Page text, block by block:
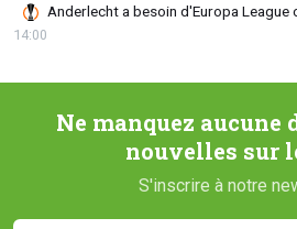
Anderlecht a besoin d'Europa
14:00
Ne manquez aucune
nouvelles sur
S'inscrire à notre